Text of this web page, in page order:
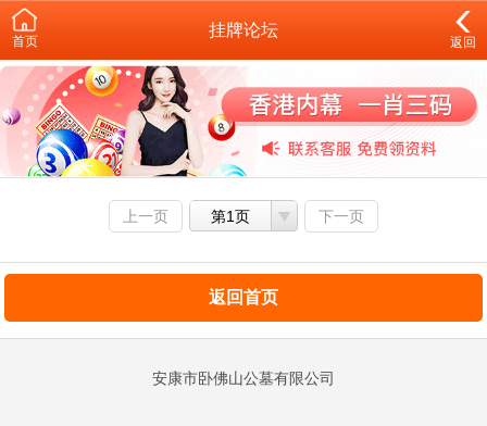
首页
挂牌论坛
返回
上一页 第1页 下一页
返回首页
安康市卧佛山公墓有限公司